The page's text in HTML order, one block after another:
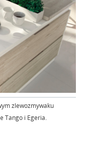
zlewozmywaku
Tango i Egeria.